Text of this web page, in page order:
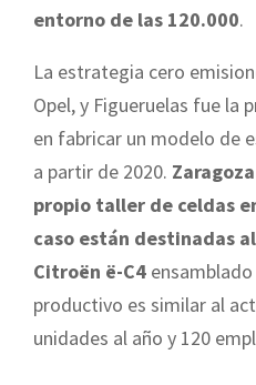
entorno de las 120.000.
La estrategia cero
Opel, y Figueruelas fue la
en fabricar un modelo de
a partir de 2020.
propio taller de celdas
caso están destinadas
Citroën ë-C4
productivo es similar al
unidades al año y 120